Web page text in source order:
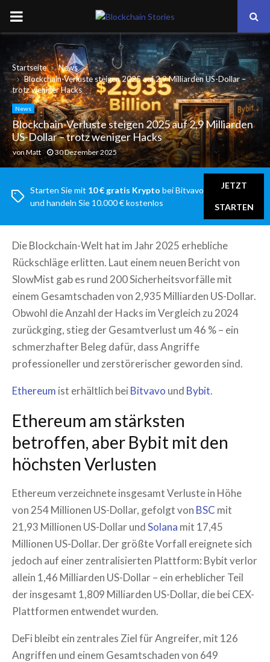
PRIMARY
MENU
Startseite
News
Blockchain-Verluste steigen 2025 auf 2,9 Milliarden US-Dollar –
trotz weniger Hacks
News
Blockchain-Verluste steigen 2025 auf 2,9 Milliarden
US-Dollar – trotz weniger Hacks
vonMatt 30 Dezember 2025
Starten Sie mit 10 € gratis Krypto bei Bitvavo
und handeln Sie 10.000 € kostenlos
JETZT
STARTEN
Die Blockchain-Welt hat im Jahr 2025 erhebliche
Rückschläge erlitten. Laut einem neuen Bericht von
SlowMist gab es rund 200 Sicherheitsvorfälle mit
einem Gesamtschaden von 2,935 Milliarden US-Dollar.
Obwohl die Anzahl der Hacks im Vergleich zu 2024
zurückging, stieg der Gesamtverlust um 46 % – ein
schmerzhafter Beleg dafür, dass Angriffe
professioneller und zerstörerischer geworden sind.
Ethereum ist erhältlich bei Bitvavo und Bybit.
Ethereum am stärksten
betroffen, aber Bybit mit den
höchsten Verlusten
Ethereum verzeichnete insgesamt Verluste in Höhe
von 254 Millionen US-Dollar, gefolgt von BSC mit
21,93 Millionen US-Dollar undSolana mit 17,45
Millionen US-Dollar. Der größte Vorfall ereignete sich
jedoch auf einer zentralisierten Plattform: Bybit verlor
allein 1,46 Milliarden US-Dollar – ein erheblicher Teil
der insgesamt 1,809 Milliarden US-Dollar, die bei CEX-
Plattformen entwendet wurden.
DeFi bleibt ein zentrales Ziel für Angreifer, mit 126
Angriffen und einem Gesamtschaden von 649